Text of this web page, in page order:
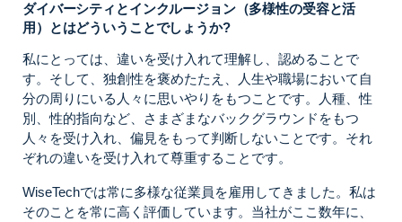
ダイバーシティとインクルージョン（多様性の受容と活
用）とはどういうことでしょうか?
私にとっては、違いを受け入れて理解し、認めることで
す。そして、独創性を褒めたたえ、人生や職場において自
分の周りにいる人々に思いやりをもつことです。人種、性
別、性的指向など、さまざまなバックグラウンドをもつ
人々を受け入れ、偏見をもって判断しないことです。それ
ぞれの違いを受け入れて尊重することです。
WiseTechでは常に多様な従業員を雇用してきました。私は
そのことを常に高く評価しています。当社がここ数年に、